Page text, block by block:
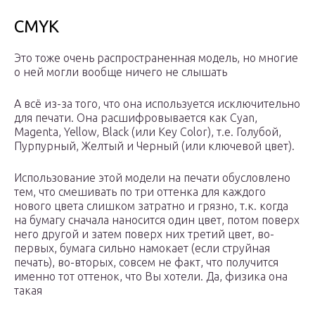
CMYK
Это тоже очень распространенная модель, но многие
о ней могли вообще ничего не слышать
А всё из-за того, что она используется исключительно
для печати. Она расшифровывается как Cyan,
Magenta, Yellow, Black (или Key Color), т.е. Голубой,
Пурпурный, Желтый и Черный (или ключевой цвет).
Использование этой модели на печати обусловлено
тем, что смешивать по три оттенка для каждого
нового цвета слишком затратно и грязно, т.к. когда
на бумагу сначала наносится один цвет, потом поверх
него другой и затем поверх них третий цвет, во-
первых, бумага сильно намокает (если струйная
печать), во-вторых, совсем не факт, что получится
именно тот оттенок, что Вы хотели. Да, физика она
такая